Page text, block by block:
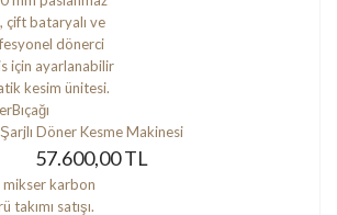
Şarjlı Döner Kesme Makinesi
57.600,00 TL